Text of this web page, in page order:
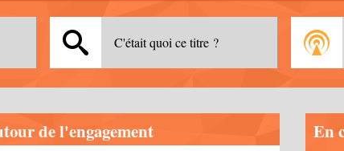
C'était quoi ce titre ?
de l'engagement En